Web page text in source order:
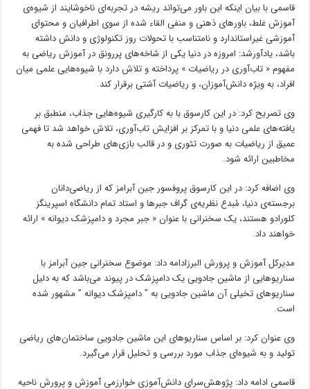
قاسمی با بیان اینکه این باور می‌تواند ریشه در تجربه‌ای ناخوشایند از شیوه‌ی
آموزش غلط، باورهای ذهنی و منفی القاء شده از سوی اطرافیان و محتوای
آموزشی غیراستاندارد و نامتناسب با تحولات روز تکنولوژی و دانش داشته
باشد، یادآورشد: امروزه در دنیا یکی از شاخه‌های پررونق در آموزش ریاضی به
مفهوم « تاب‌آوری در ریاضیات » پرداخته و تلاش دارد با شیوه‌هایی علمی میان
افراد، به ویژه دانش‌آموزان، و ریاضیات آشتی برقرار کند.
وی تصریح کرد: در این کارسوق با به ‌کارگیری شیوه‌هایی جذاب، منطبق بر
یافته‌های علمی دنیا و با تمرکز بر افزایش تاب‌آوری، تلاش خواهد شد تا فهمی
عمیق از ریاضیات به صورت تئوری و در قالب بازی‌های طراحی شده به
مخاطبین ارائه شود.
وی اضافه کرد: در این کارسوق پروفسور جین آبرامز که از ریاضی‌دانان
برجسته‌ی دنیا، مُبدع نظریه‌ی گراف جبرها و استاد تمام دانشگاه اسپرینگز
کلورادو هستند، یک سخنرانی با عنوان « جبر مجرد و دامپزشک دیوانه » ارائه
خواهند داد.
مدیرکل آموزش و پرورش البرزادامه داد: موضوع سخنرانی جین آبرامز با
سناریوهایی از ماشین جادویی یک دامپزشک در پیوند می‌باشد که به دلیل
سناریوهای تخیلی آن ماشین جادویی به ” دامپزشک دیوانه ” مشهور شده
است.
وی عنوان کرد: بر اساس سناریوهای این ماشین جادویی ساختمان‌های ریاضی
تولید و به شیوه‌ای جذاب مورد بررسی و تحلیل قرار می‌گیرد.
قاسمی ادامه داد: پژوهش‌سرای دانش‌آموزی خوارزمی آموزش و پرورش ناحیه